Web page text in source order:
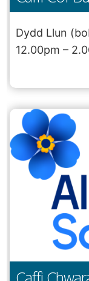
Dydd Llun
12.00pm –